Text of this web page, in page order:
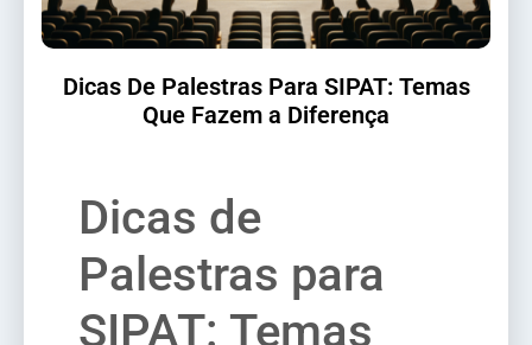
Dicas De Palestras Para SIPAT: Temas
Que Fazem a Diferença
Dicas de
Palestras para
SIPAT: Temas